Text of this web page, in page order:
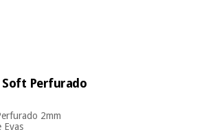
Perfurado
2mm
Evas